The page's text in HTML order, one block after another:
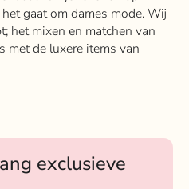
gaat om dames mode. Wij
het mixen en matchen van
met de luxere items van
exclusieve